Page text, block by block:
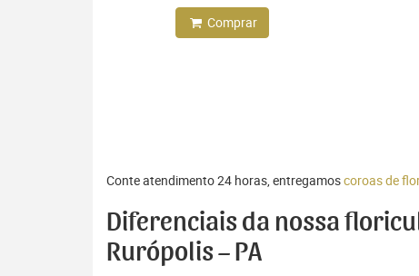
Comprar
Conte atendimento 24 horas, entregamoscoroas de
Diferenciais da nossa
Rurópolis – PA